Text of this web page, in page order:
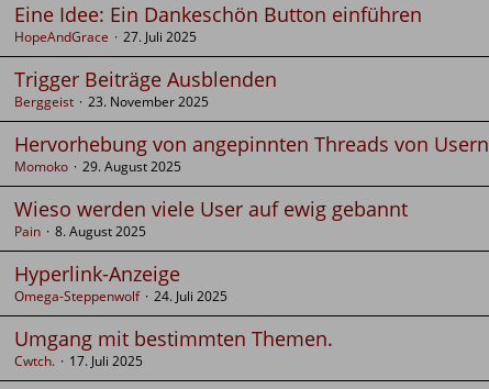
Eine Idee: Ein Dankeschön Button einführen
HopeAndGrace 27. Juli 2025
Trigger Beiträge Ausblenden
Berggeist 23. November 2025
Hervorhebung von angepinnten Threads von Usern
Momoko 29. August 2025
Wieso werden viele User auf ewig gebannt
Pain 8. August 2025
Hyperlink-Anzeige
Omega-Steppenwolf 24. Juli 2025
Umgang mit bestimmten Themen.
Cwtch. 17. Juli 2025